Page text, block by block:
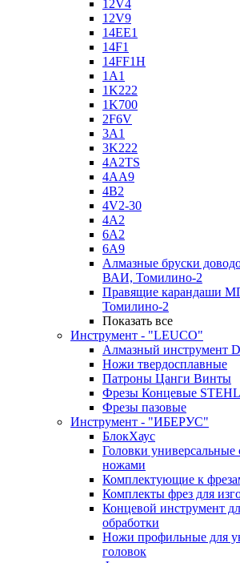
12V4
12V9
14EE1
14F1
14FF1H
1A1
1K222
1K700
2F6V
3A1
3K222
4A2TS
4AA9
4B2
4V2-30
4А2
6A2
6A9
Алмазные бруски
ВАИ, Томилино-2
Правящие карандаши
Томилино-2
Показать все
Инструмент - "LEUCO"
Алмазный инструмент
Ножи твердосплавные
Патроны Цанги Винты
Фрезы Концевые
Фрезы пазовые
Инструмент - "ИБЕРУС"
БлокХаус
Головки
ножами
Комплектующие к
Комплекты фрез для
Концевой инструмент
обработки
Ножи профильные для
головок